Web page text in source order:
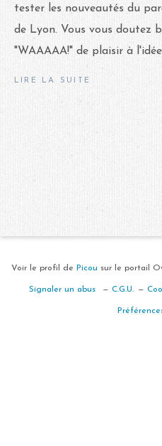
tester les nouveautés du
de Lyon. Vous vous doutez
"WAAAAA!" de plaisir à l'idée
LIRE LA SUITE
Voir le profil de Picou sur le portail
Signaler un abus C.G.U.